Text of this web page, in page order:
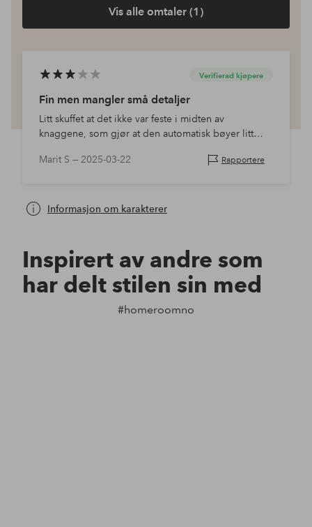
Vis alle omtaler (1)
Verifierad kjøpere
Fin men mangler små detaljer
Litt skuffet at det ikke var feste i midten av
knaggene, som gjør at den automatisk bøyer litt
Marit S — 2025-03-22 Rapportere
Informasjon om karakterer
Inspirert av andre som
har delt stilen sin med
#homeroomno